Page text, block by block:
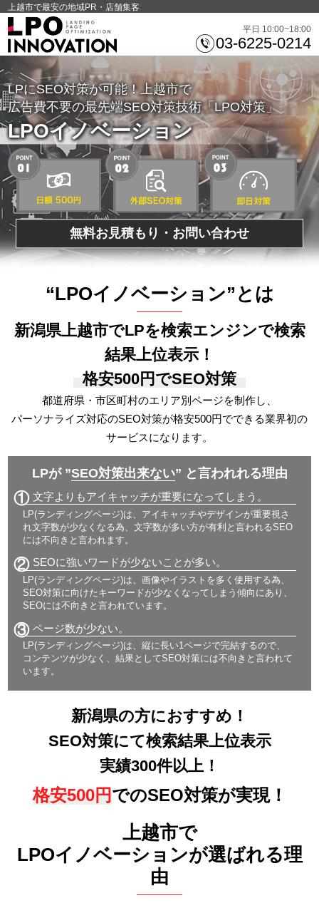
上越市で最安の地域PR・店舗集客
平日 10:00~18:00
03-6225-0214
LPにSEO対策が可能！上越市で
広告費不要の最先端SEO対策技術「LPO対策」
LPOイノベーション
無料お見積もり・お問い合わせ
“LPOイノベーション”とは
新潟県上越市でLPを検索エンジンで検索
結果上位表示！
格安500円でSEO対策
都道府県・市区町村のエリア別ページを制作し、
パーソナライズ対応のSEO対策が格安500円でできる業界初の
サービスになります。
LPが ”SEO対策出来ない” と言われれる理由
① 文字よりもアイキャッチが重要になってしまう。
LP(ランディングページ)は、アイキャッチやデザインが重要視さ
れ文字数が少なくなる為、文字数が多い方が有利と言われるSEO
には不向きと言われます。
② SEOに強いワードが少ないことが多い。
LP(ランディングページ)は、画像やイラストを多く使用する為、
SEO対策に向けたキーワードが少なくなってしまう傾向にあり、
SEOには不向きと言われています。
③ ページ数が少ない。
LP(ランディングページ)は、縦に長い1ページで完結するので、
コンテンツが少なく、結果としてSEO対策には不向きと言われて
います。
新潟県の方におすすめ！
SEO対策にて検索結果上位表示
実績300件以上！
格安500円でのSEO対策が実現！
上越市で
LPOイノベーションが選ばれる理
由